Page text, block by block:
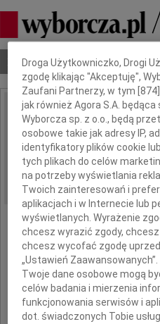
Nekrologi Odeszli Poradnik
IMIĘ I NAZWISKO:
REGION: Kraków
DATA EMISJI: 29.01.2021
21 stycznia 2021
nasza
Dbamy o Twoją prywatność
Droga Użytkowniczko, Drogi
zgodę klikając "Akceptuję",
Zaufani Partnerzy, w tym [874
jak również Agora S.A. będąca
Wyborcza sp. z o.o., będą
osobowe takie jak adresy IP,
identyfikatory plików cookie
tych plikach do celów
na potrzeby wyświetlania
Twoich zainteresowań i
aplikacjach i w Internecie lub
wyświetlanych. Wyrażenie
chcesz wyrazić zgody,
chcesz wycofać zgodę
„Ustawień Zaawansowanych”.
Twoje dane osobowe mogą
celów badania i mierzenia
funkcjonowania serwisów i
dot. świadczonych Tobie